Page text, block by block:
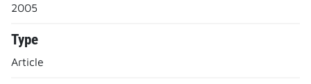
2005
Type
Article